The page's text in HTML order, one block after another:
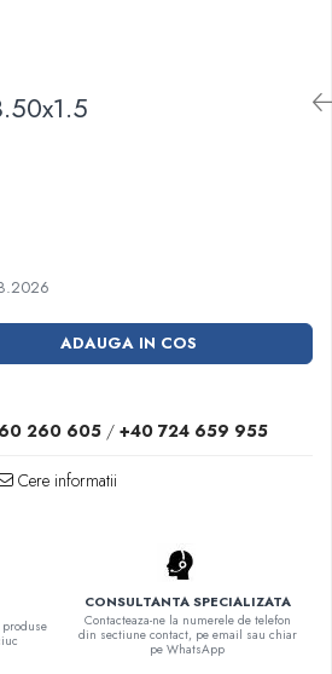
a
DIN
conform
ADAUGA IN COS
260 605 / +40 724 659 955
Cere informatii
CONSULTANTA SPECIALIZATA
Contacteaza-ne la numerele de telefon
din sectiune contact, pe email sau chiar
pe WhatsApp